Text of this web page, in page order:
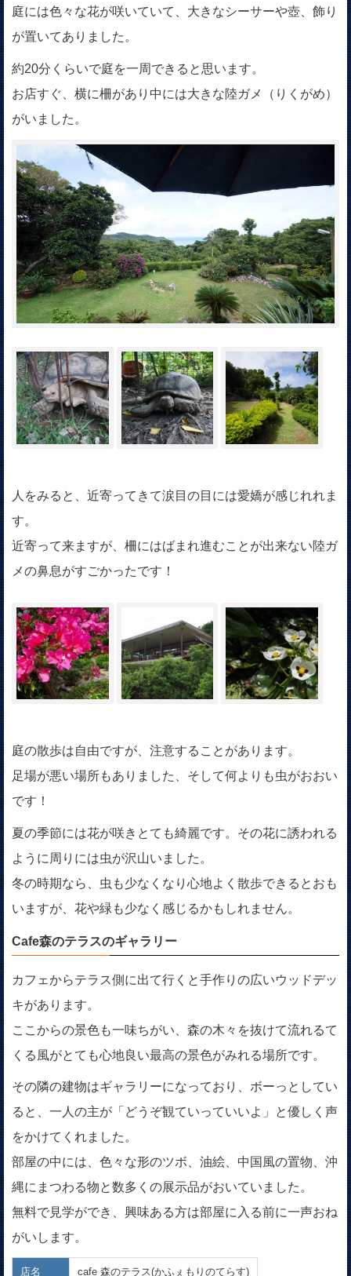
庭には色々な花が咲いていて、大きなシーサーや壺、飾り
が置いてありました。
約20分くらいで庭を一周できると思います。
お店すぐ、横に柵があり中には大きな陸ガメ（りくがめ）
がいました。
人をみると、近寄ってきて涙目の目には愛嬌が感じれれま
す。
近寄って来ますが、柵にはばまれ進むことが出来ない陸ガ
メの鼻息がすごかったです！
庭の散歩は自由ですが、注意することがあります。
足場が悪い場所もありました、そして何よりも虫がおおい
です！
夏の季節には花が咲きとても綺麗です。その花に誘われる
ように周りには虫が沢山いました。
冬の時期なら、虫も少なくなり心地よく散歩できるとおも
いますが、花や緑も少なく感じるかもしれません。
Cafe森のテラスのギャラリー
カフェからテラス側に出て行くと手作りの広いウッドデッ
キがあります。
ここからの景色も一味ちがい、森の木々を抜けて流れるて
くる風がとても心地良い最高の景色がみれる場所です。
その隣の建物はギャラリーになっており、ボーっとしてい
ると、一人の主が「どうぞ観ていっていいよ」と優しく声
をかけてくれました。
部屋の中には、色々な形のツボ、油絵、中国風の置物、沖
縄にまつわる物と数多くの展示品がおいていました。
無料で見学ができ、興味ある方は部屋に入る前に一声おね
がいします。
店名 cafe 森のテラス(かふぇもりのてらす)